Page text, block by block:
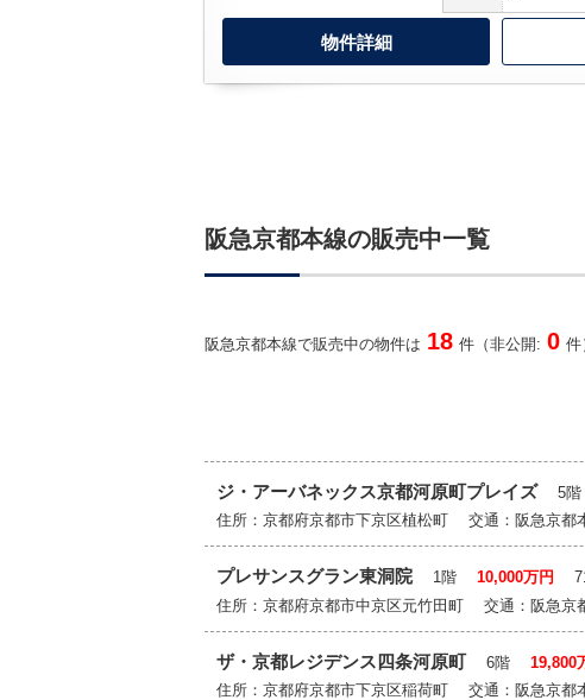
物件詳細
阪急京都本線の販売中一覧
阪急京都本線で販売中の物件は 18 件（非公開: 0 件
ジ・アーバネックス京都河原町プレイズ 5
住所：京都府京都市下京区植松町 交通：阪急京
プレサンスグラン東洞院1階 10,000万円
住所：京都府京都市中京区元竹田町 交通：阪急
ザ・京都レジデンス四条河原町 6階 19,800
住所：京都府京都市下京区稲荷町 交通：阪急京